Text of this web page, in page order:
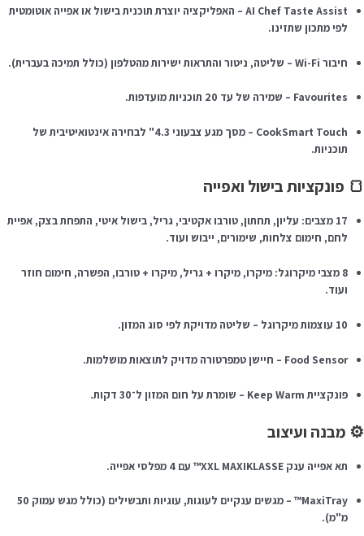
AI Chef Taste Assist – האפליקציה יוצרת תוכנית בישול או אפייה אוטומטית
לפי מתכון שתזינו.
חיבור Wi-Fi – שליטה, ניטור והתראות ישירות מהטלפון (כולל תמיכה בעברית).
Favourites – שמירה של עד 20 תוכניות מועדפות.
CookSmart Touch – מסך מגע צבעוני 4.3" לבחירה אינטואיטיבית של
תוכניות.
פונקציות בישול ואפייה
17 מצבים: עליון, תחתון, טורבו אקטיבי, גריל, בישול איטי, התפחת בצק, אפיית
לחם, חימום צלחות, שימורים, ייבוש ועוד.
8 מצבי מיקרוגל: מיקרו, מיקרו + גריל, מיקרו + טורבו, הפשרה, חימום חוזר
ועוד.
10 עוצמות מיקרוגל – שליטה מדויקת לפי סוג המזון.
Food Sensor – חיישן טמפרטורה מדויק לתוצאות מושלמות.
פונקציית Keep Warm – שומרת על חום המזון ל־30 דקות.
מבנה ועיצוב
תא אפייה ענק XXL MAXIKLASSE™ עם 4 מפלסי אפייה.
MaxiTray™ – מגשים ענקיים לעוגות, עוגיות ותבשילים (כולל מגש עמוק 50
מ"מ).